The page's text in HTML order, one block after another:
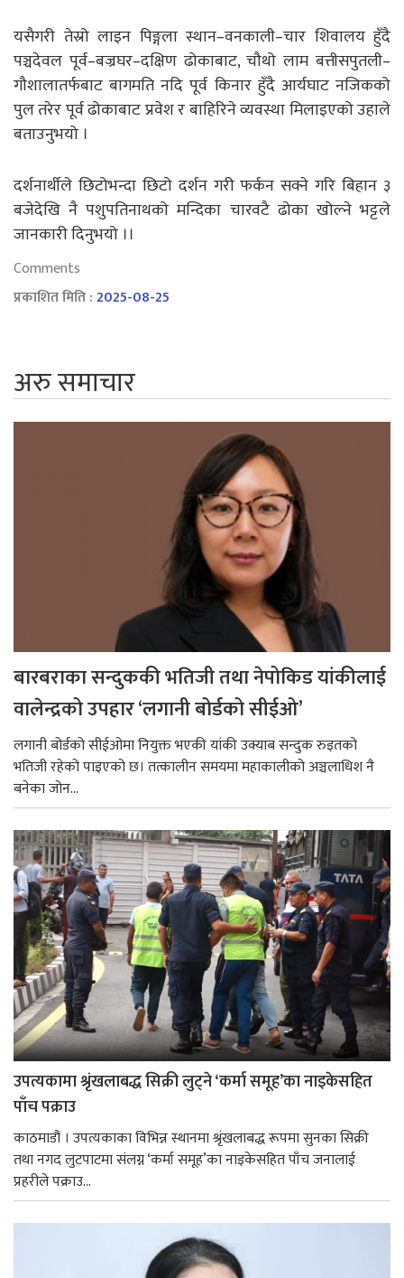
यसैगरी तेस्रो लाइन पिङ्गला स्थान–वनकाली–चार शिवालय हुँदै
पञ्चदेवल पूर्व–बज्रघर–दक्षिण ढोकाबाट, चौथो लाम बत्तीसपुतली–
गौशालातर्फबाट बागमति नदि पूर्व किनार हुँदै आर्यघाट नजिकको
पुल तरेर पूर्व ढोकाबाट प्रवेश र बाहिरिने व्यवस्था मिलाइएको उहाले
बताउनुभयो ।
दर्शनार्थीले छिटोभन्दा छिटो दर्शन गरी फर्कन सक्ने गरि बिहान ३
बजेदेखि नै पशुपतिनाथको मन्दिका चारवटै ढोका खोल्ने भट्टले
जानकारी दिनुभयो ।।
Comments
प्रकाशित मिति :2025-08-25
अरु समाचार
बारबराका सन्दुककी भतिजी तथा नेपोकिड यांकीलाई
वालेन्द्रको उपहार ‘लगानी बोर्डको सीईओ’
लगानी बोर्डको सीईओमा नियुक्त भएकी यांकी उक्याब सन्दुक रुइतको
भतिजी रहेको पाइएको छ। तत्कालीन समयमा महाकालीको अञ्चलाधिश नै
बनेका जोन...
उपत्यकामा श्रृंखलाबद्ध सिक्री लुट्ने ‘कर्मा समूह’का नाइकेसहित
पाँच पक्राउ
काठमाडौं । उपत्यकाका विभिन्न स्थानमा श्रृंखलाबद्ध रूपमा सुनका सिक्री
तथा नगद लुटपाटमा संलग्न ‘कर्मा समूह’का नाइकेसहित पाँच जनालाई
प्रहरीले पक्राउ...